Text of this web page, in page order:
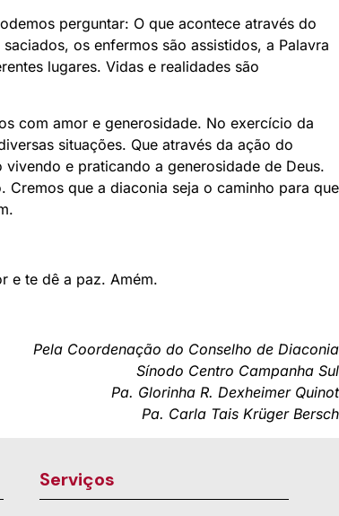
perguntar: O que acontece através do
os enfermos são assistidos, a Palavra
lugares. Vidas e realidades são
com amor e generosidade. No exercício da
situações. Que através da ação do
e praticando a generosidade de Deus.
Cremos que a diaconia seja o caminho para que
e te dê a paz. Amém.
Pela Coordenação do Conselho de Diaconia
Sínodo Centro Campanha Sul
Pa. Glorinha R. Dexheimer Quinot
Pa. Carla Tais Krüger Bersch
Serviços